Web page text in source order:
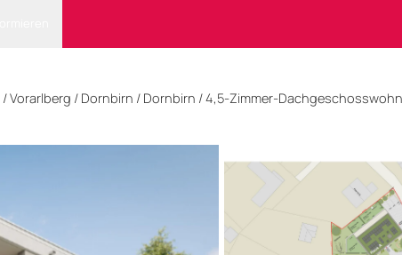
/Vorarlberg / Dornbirn / Dornbirn /4,5-Zimmer-